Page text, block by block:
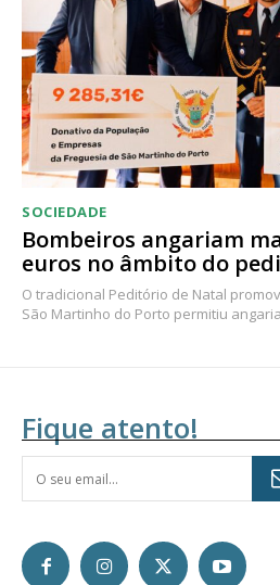
SOCIEDADE
Bombeiros angariam
euros no âmbito do
O tradicional Peditório de Natal
São Martinho do Porto permitiu
Fique atento!